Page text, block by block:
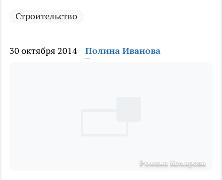
Строительство
30 октября 2014 Полина Иванова
Романа Комарова